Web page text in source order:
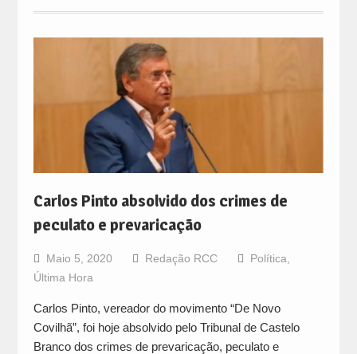
Carlos Pinto absolvido dos crimes de
peculato e prevaricação
Maio 5, 2020 Redação RCC Política
Última Hora
Carlos Pinto, vereador do movimento “De Novo
Covilhã”, foi hoje absolvido pelo Tribunal de Castelo
Branco dos crimes de prevaricação, peculato e